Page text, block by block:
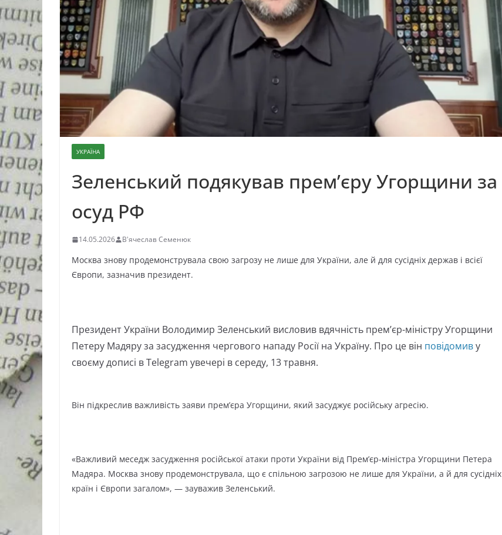
УКРАЇНА
Зеленський подякував прем’єру Угорщини за
осуд РФ
14.05.2026 В'ячеслав Семенюк
Москва знову продемонструвала свою загрозу не лише для України, але й для сусідніх держав і всієї
Європи, зазначив президент.
Президент України Володимир Зеленський висловив вдячність прем’єр-міністру Угорщини
Петеру Мадяру за засудження чергового нападу Росії на Україну. Про це він повідомиву
своєму дописі в Telegram увечері в середу, 13 травня.
Він підкреслив важливість заяви прем’єра Угорщини, який засуджує російську агресію.
«Важливий меседж засудження російської атаки проти України від Прем’єр-міністра Угорщини Петера
Мадяра. Москва знову продемонструвала, що є спільною загрозою не лише для України, а й для сусідніх
країн і Європи загалом», — зауважив Зеленський.